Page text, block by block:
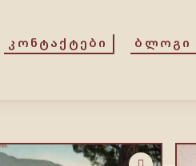
ᲙᲝᲜᲢᲐᲥᲢᲔᲑᲘ ᲑᲚᲝᲒᲘ